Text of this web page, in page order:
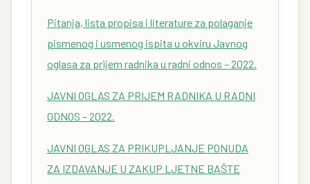
Pitanja, lista propisa i literature za polaganje
pismenog i usmenog ispita u okviru Javnog
oglasa za prijem radnika u radni odnos – 2022.
JAVNI OGLAS ZA PRIJEM RADNIKA U RADNI
ODNOS – 2022.
JAVNI OGLAS ZA PRIKUPLJANJE PONUDA
ZA IZDAVANJE U ZAKUP LJETNE BAŠTE